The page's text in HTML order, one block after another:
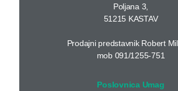
Poljana 3,
51215 KASTAV
Prodajni predstavnik Robert
mob 091/1255-751
Poslovnica Umag